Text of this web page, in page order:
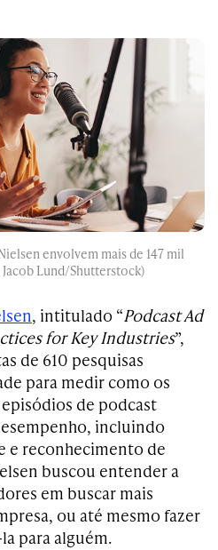
envolvem mais de 147 mil
Lund/Shutterstock)
, intitulado “Podcast Ad
for Key Industries”,
de 610 pesquisas
para medir como os
de podcast
incluindo
e reconhecimento de
buscou entender a
em buscar mais
ou até mesmo fazer
para alguém.